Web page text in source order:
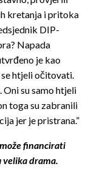
kretanja i pritoka
DIP-
Napada
je kao
htjeli očitovati.
Oni su samo htjeli
toga su zabranili
jer je pristrana.”
financirati
drama.